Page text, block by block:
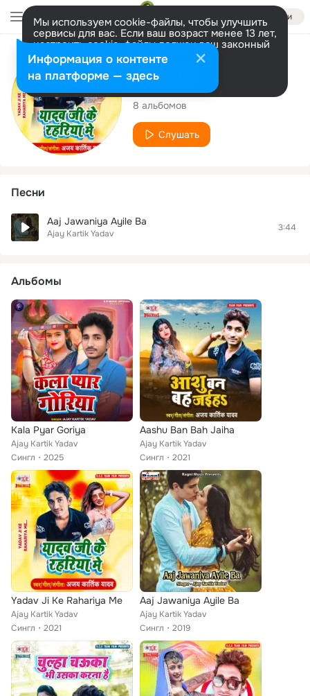
Войти
Мы используем cookie-файлы, чтобы улучшить
сервисы для вас. Если ваш возраст менее 13 лет,
настроить cookie-файлы должен ваш законный
представитель. Больше информации
Разрешить все Настроить
Исполнитель
Ajay Kartik Yadav
8 альбомов
Слушать
Песни
Aaj Jawaniya Ayile Ba
Ajay Kartik Yadav
3:44
Альбомы
Kala Pyar Goriya
Ajay Kartik Yadav
Сингл
2025
Aashu Ban Bah Jaiha
Ajay Kartik Yadav
Сингл
2021
Yadav Ji Ke Rahariya Me
Ajay Kartik Yadav
Сингл
2021
Aaj Jawaniya Ayile Ba
Ajay Kartik Yadav
Сингл
2019
Информация о контенте
на платформе — здесь